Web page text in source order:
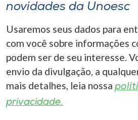
novidades da Unoesc
Usaremos seus dados para
com você sobre informações
podem ser de seu interesse.
envio da divulgação, a
mais detalhes, leia nossa
privacidade.